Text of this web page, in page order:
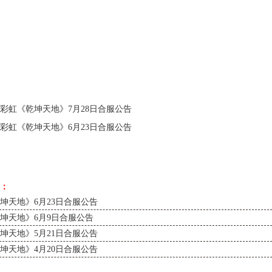
彩虹《乾坤天地》7月28日合服公告
彩虹《乾坤天地》6月23日合服公告
天地》6月23日合服公告
天地》6月9日合服公告
天地》5月21日合服公告
天地》4月20日合服公告